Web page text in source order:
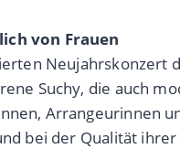
von Frauen
Neujahrskonzert
Suchy, die auch
Arrangeurinnen
bei der Qualität